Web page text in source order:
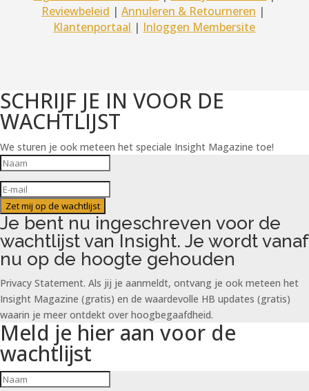
Reviewbeleid | Annuleren & Retourneren |
Klantenportaal | Inloggen Membersite
SCHRIJF JE IN VOOR DE
WACHTLIJST
We sturen je ook meteen het speciale Insight Magazine toe!
Zet mij op de wachtlijst
Je bent nu ingeschreven voor de
wachtlijst van Insight. Je wordt vanaf
nu op de hoogte gehouden
Privacy Statement. Als jij je aanmeldt, ontvang je ook meteen het
Insight Magazine (gratis) en de waardevolle HB updates (gratis)
waarin je meer ontdekt over hoogbegaafdheid.
Meld je hier aan voor de
wachtlijst